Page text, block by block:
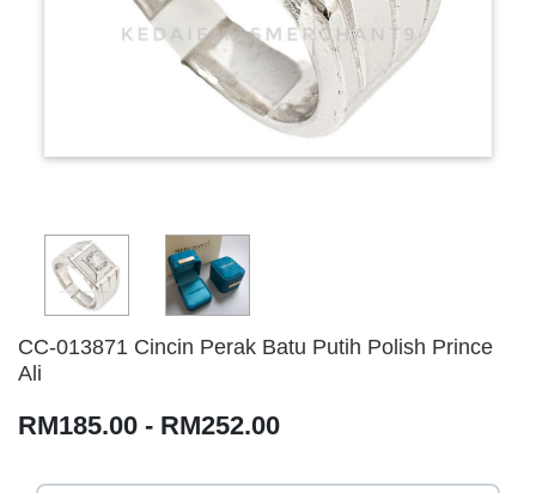
CC-013871 Cincin Perak Batu Putih Polish Prince
Ali
RM185.00 - RM252.00